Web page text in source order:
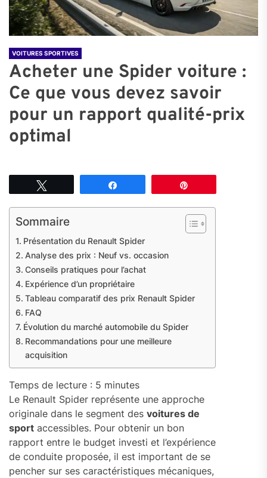
VOITURES SPORTIVES
Acheter une Spider voiture :
Ce que vous devez savoir
pour un rapport qualité-prix
optimal
Sommaire
Présentation du Renault Spider
Analyse des prix : Neuf vs. occasion
Conseils pratiques pour l’achat
Expérience d’un propriétaire
Tableau comparatif des prix Renault Spider
FAQ
Évolution du marché automobile du Spider
Recommandations pour une meilleure
acquisition
Temps de lecture : 5 minutes
Le Renault Spider représente une approche
originale dans le segment des voitures de
sport accessibles. Pour obtenir un bon
rapport entre le budget investi et l’expérience
de conduite proposée, il est important de se
pencher sur ses caractéristiques mécaniques,